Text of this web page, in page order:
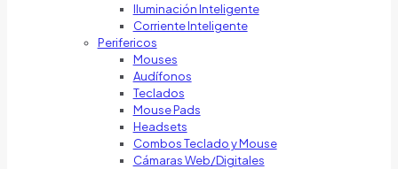
Iluminación Inteligente
Corriente Inteligente
Perifericos
Mouses
Audífonos
Teclados
Mouse Pads
Headsets
Combos Teclado y Mouse
Cámaras Web/Digitales